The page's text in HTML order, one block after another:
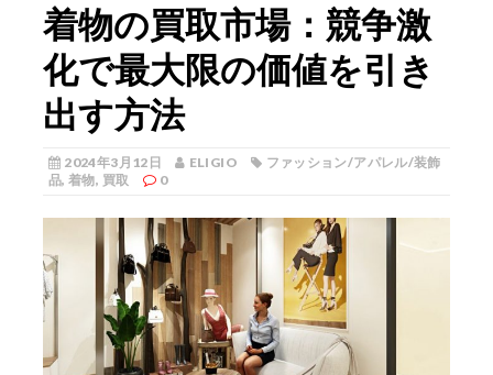
着物の買取市場：競争激
化で最大限の価値を引き
出す方法
2024年3月12日 ELIGIO
ファッション/アパレル/装飾
品,着物, 買取 0